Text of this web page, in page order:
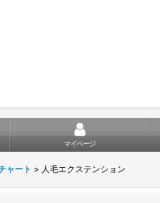
マイページ
ャート > 人毛エクステンション